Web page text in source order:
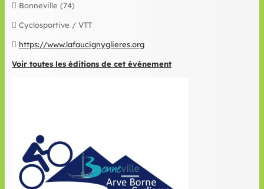
Bonneville (74)
Cyclosportive / VTT
https://www.lafaucignyglieres.org
Voir toutes les éditions de cet événement